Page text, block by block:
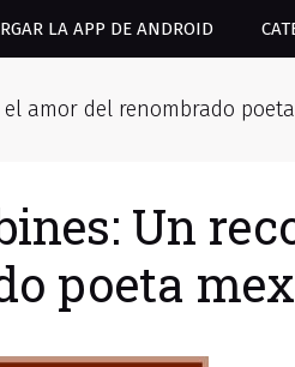
LA APP DE ANDROID
amor del renombrado
Un
poeta